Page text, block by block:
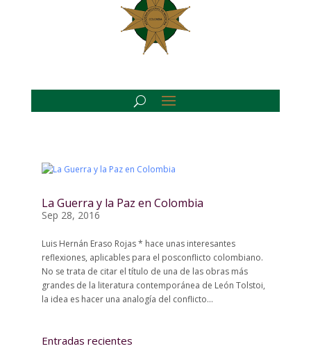
La Guerra y la Paz en Colombia
Sep 28, 2016
Luis Hernán Eraso Rojas * hace unas interesantes
reflexiones, aplicables para el posconflicto colombiano.
No se trata de citar el título de una de las obras más
grandes de la literatura contemporánea de León Tolstoi,
la idea es hacer una analogía del conflicto...
Entradas recientes